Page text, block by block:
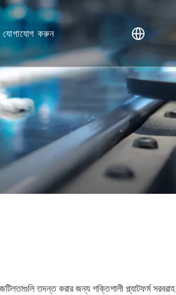
যোগাযোগ করুন
তদন্ত করার জন্য শক্তিশালী প্ল্যাটফর্ম